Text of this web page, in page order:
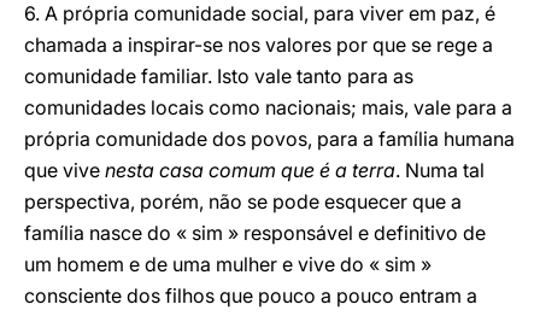
6. A própria comunidade social, para viver em paz, é
chamada a inspirar-se nos valores por que se rege a
comunidade familiar. Isto vale tanto para as
comunidades locais como nacionais; mais, vale para a
própria comunidade dos povos, para a família humana
que vive nesta casa comum que é a terra. Numa tal
perspectiva, porém, não se pode esquecer que a
família nasce do « sim » responsável e definitivo de
um homem e de uma mulher e vive do « sim »
consciente dos filhos que pouco a pouco entram a